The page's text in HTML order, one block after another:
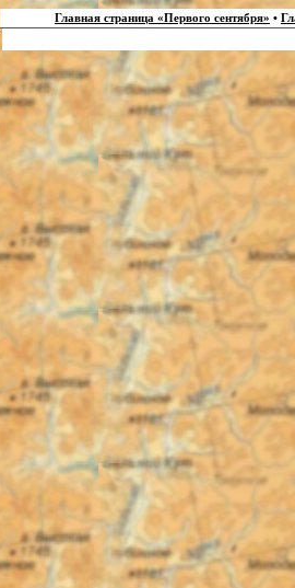
Главная страница «Первого сентября» •